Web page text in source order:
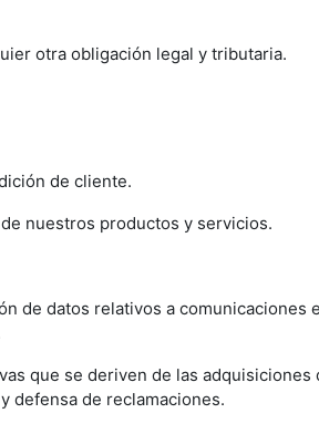
otra obligación legal y tributaria.
de cliente.
nuestros productos y servicios.
de datos relativos a comunicaciones
que se deriven de las adquisiciones
defensa de reclamaciones.